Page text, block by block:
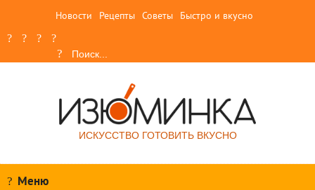
Новости Рецепты Советы Быстро и вкусно
ИСКУССТВО ГОТОВИТЬ ВКУСНО
Меню